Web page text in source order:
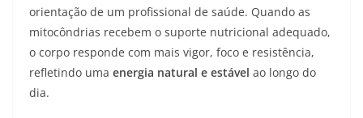
orientação de um profissional de saúde. Quando as
mitocôndrias recebem o suporte nutricional adequado,
o corpo responde com mais vigor, foco e resistência,
refletindo uma energia natural e estável ao longo do
dia.